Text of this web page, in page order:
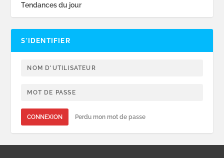
Tendances du jour
S’IDENTIFIER
CONNEXION Perdu mon mot de passe